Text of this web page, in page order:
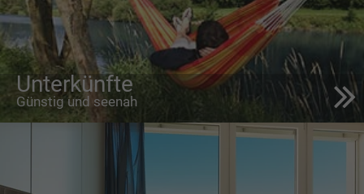
Unterkünfte
Günstig und seenah